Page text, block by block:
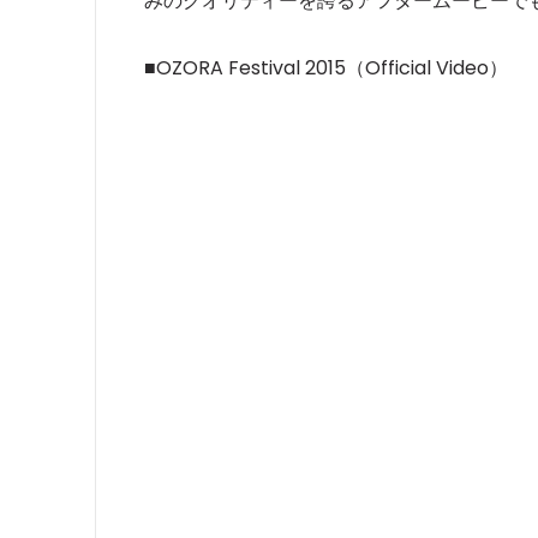
■OZORA Festival 2015（Official Video）